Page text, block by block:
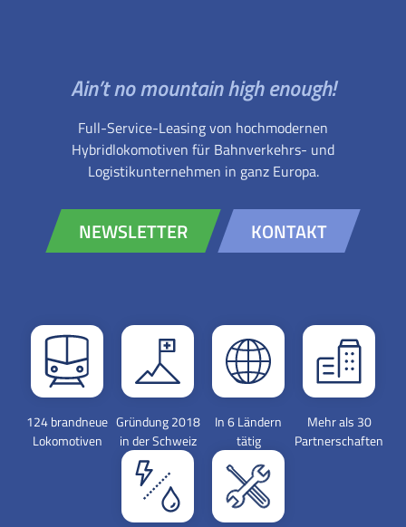
Ain’t no mountain high enough!
Full-Service-Leasing von hochmodernen
Hybridlokomotiven für Bahnverkehrs- und
Logistikunternehmen in ganz Europa.
NEWSLETTER KONTAKT
124 brandneue
Lokomotiven
Gründung 2018
in der Schweiz
In 6 Ländern
tätig
Mehr als 30
Partnerschaften